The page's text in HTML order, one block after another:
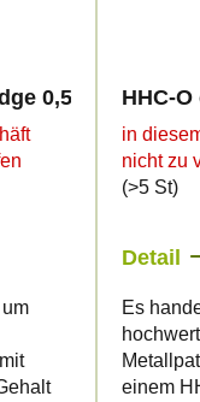
0,5ml BULK -
HHC-
in
nicht zu
(>5 St)
Detail
Es
einem